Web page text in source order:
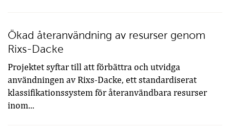
Ökad återanvändning av resurser genom
Rixs-Dacke
Projektet syftar till att förbättra och utvidga
användningen av Rixs-Dacke, ett standardiserat
klassifikationssystem för återanvändbara resurser
inom...